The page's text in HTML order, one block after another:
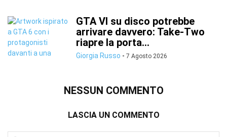
GTA VI su disco potrebbe
arrivare davvero: Take-Two
riapre la porta...
Giorgia Russo - 7 Agosto 2026
NESSUN COMMENTO
LASCIA UN COMMENTO